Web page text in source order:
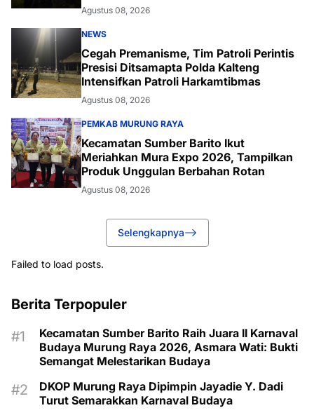
Agustus 08, 2026
NEWS
Cegah Premanisme, Tim Patroli Perintis
Presisi Ditsamapta Polda Kalteng
Intensifkan Patroli Harkamtibmas
Agustus 08, 2026
PEMKAB MURUNG RAYA
Kecamatan Sumber Barito Ikut
Meriahkan Mura Expo 2026, Tampilkan
Produk Unggulan Berbahan Rotan
Agustus 08, 2026
Selengkapnya
Failed to load posts.
Berita Terpopuler
Kecamatan Sumber Barito Raih Juara II Karnaval
Budaya Murung Raya 2026, Asmara Wati: Bukti
Semangat Melestarikan Budaya
DKOP Murung Raya Dipimpin Jayadie Y. Dadi
Turut Semarakkan Karnaval Budaya